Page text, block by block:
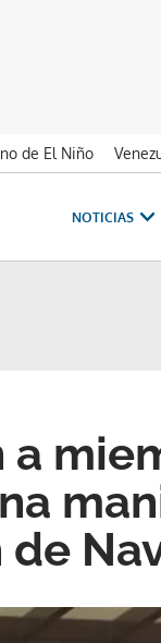
de El Niño
NOTICIAS
a